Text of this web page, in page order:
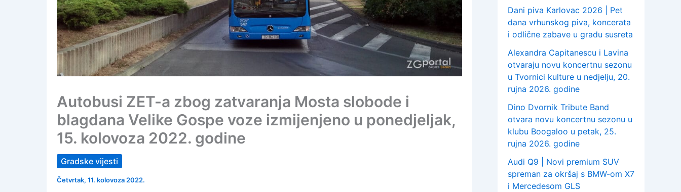
Autobusi ZET-a zbog zatvaranja Mosta slobode i
blagdana Velike Gospe voze izmijenjeno u ponedjeljak,
15. kolovoza 2022. godine
Gradske vijesti
Četvrtak, 11. kolovoza 2022.
Dani piva Karlovac 2026 | Pet
dana vrhunskog piva, koncerata
i odlične zabave u gradu susreta
Alexandra Capitanescu i Lavina
otvaraju novu koncertnu sezonu
u Tvornici kulture u nedjelju, 20.
rujna 2026. godine
Dino Dvornik Tribute Band
otvara novu koncertnu sezonu u
klubu Boogaloo u petak, 25.
rujna 2026. godine
Audi Q9 | Novi premium SUV
spreman za okršaj s BMW-om X7
i Mercedesom GLS